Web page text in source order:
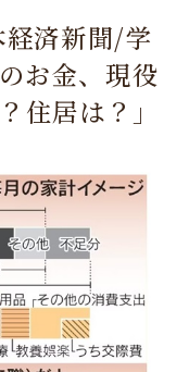
済新聞/学
お金、現役
居は？」